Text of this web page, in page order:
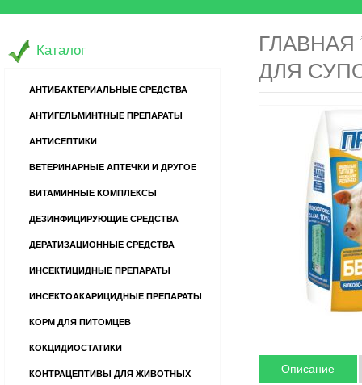
ГЛАВНАЯ
ДЛЯ
Описание
Каталог
АНТИБАКТЕРИАЛЬНЫЕ СРЕДСТВА
АНТИГЕЛЬМИНТНЫЕ ПРЕПАРАТЫ
АНТИСЕПТИКИ
ВЕТЕРИНАРНЫЕ АПТЕЧКИ И ДРУГОЕ
ВИТАМИННЫЕ КОМПЛЕКСЫ
ДЕЗИНФИЦИРУЮЩИЕ СРЕДСТВА
ДЕРАТИЗАЦИОННЫЕ СРЕДСТВА
ИНСЕКТИЦИДНЫЕ ПРЕПАРАТЫ
ИНСЕКТОАКАРИЦИДНЫЕ ПРЕПАРАТЫ
КОРМ ДЛЯ ПИТОМЦЕВ
КОКЦИДИОСТАТИКИ
КОНТРАЦЕПТИВЫ ДЛЯ ЖИВОТНЫХ